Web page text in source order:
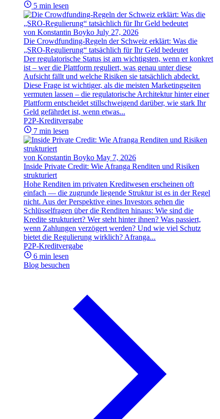
5 min lesen
von Konstantin Boyko July 27, 2026
Die Crowdfunding-Regeln der Schweiz erklärt: Was die
„SRO-Regulierung“ tatsächlich für Ihr Geld bedeutet
Der regulatorische Status ist am wichtigsten, wenn er konkret
ist – wer die Plattform reguliert, was genau unter diese
Aufsicht fällt und welche Risiken sie tatsächlich abdeckt.
Diese Frage ist wichtiger, als die meisten Marketingseiten
vermuten lassen – die regulatorische Architektur hinter einer
Plattform entscheidet stillschweigend darüber, wie stark Ihr
Geld gefährdet ist, wenn etwas...
P2P-Kreditvergabe
7 min lesen
von Konstantin Boyko May 7, 2026
Inside Private Credit: Wie Afranga Renditen und Risiken
strukturiert
Hohe Renditen im privaten Kreditwesen erscheinen oft
einfach — die zugrunde liegende Struktur ist es in der Regel
nicht. Aus der Perspektive eines Investors gehen die
Schlüsselfragen über die Renditen hinaus: Wie sind die
Kredite strukturiert? Wer steht hinter ihnen? Was passiert,
wenn Zahlungen verzögert werden? Und wie viel Schutz
bietet die Regulierung wirklich? Afranga...
P2P-Kreditvergabe
6 min lesen
Blog besuchen